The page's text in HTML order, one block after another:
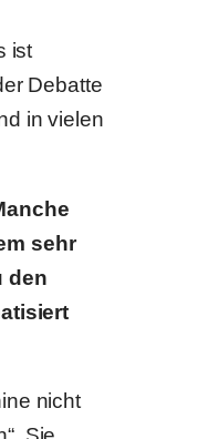
ist
Debatte
in vielen
sehr
den
nicht